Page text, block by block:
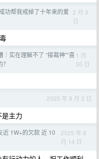
功帮我戒掉了十年来的爱 2 月 3
日
｜实在理解不了 “接裁神”“喜 1 月
30 日
2025 年 9 月 3 日
主力
近 1W+的欠款 近 10
2025 年 8
月 14 日